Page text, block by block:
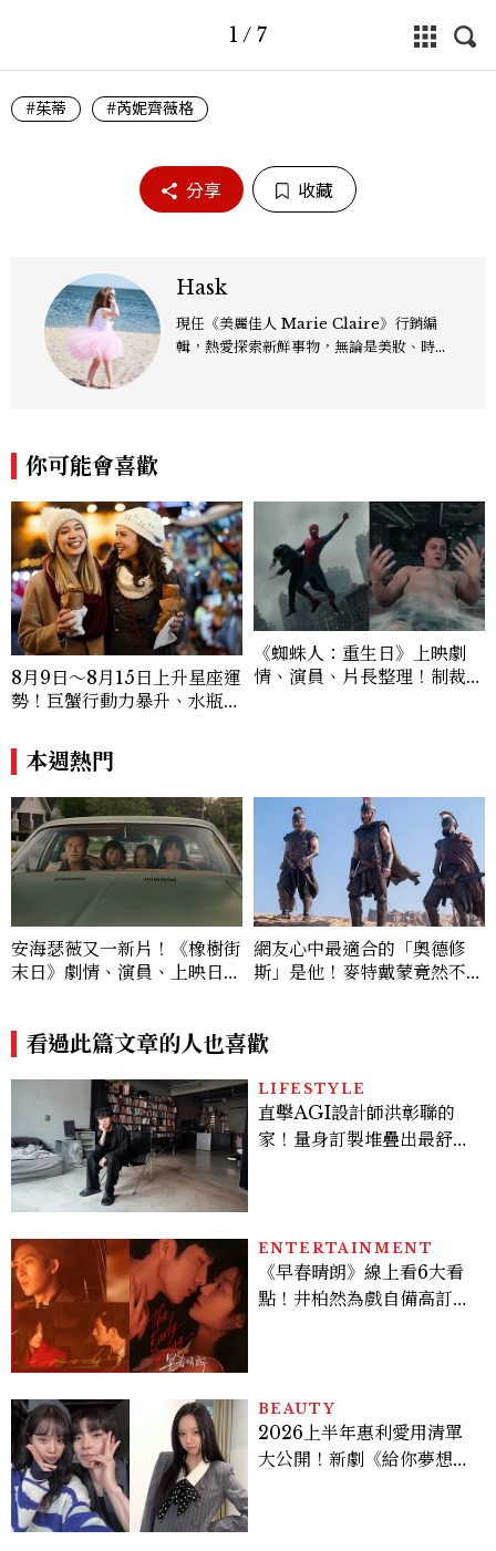
1 / 7
#茱蒂 #芮妮齊薇格
分享 收藏
Hask
現任《美麗佳人 Marie Claire》行銷編
輯，熱愛探索新鮮事物，無論是美妝、時
你可能會喜歡
8月9日～8月15日上升星座運
勢！巨蟹行動力暴升、水瓶迎
《蜘蛛人：重生日》上映劇
情、演員、片長整理！制裁
本週熱門
安海瑟薇又一新片！《橡樹街
末日》劇情、演員、上映日一
網友心中最適合的「奧德修
斯」是他！麥特戴蒙竟然不是
看過此篇文章的人也喜歡
LIFESTYLE
直擊AGI設計師洪彰聯的
家！量身訂製堆疊出最舒適
ENTERTAINMENT
《早春晴朗》線上看6大看
點！井柏然為戲自備高訂，
BEAUTY
2026上半年惠利愛用清單
大公開！新劇《給你夢想》